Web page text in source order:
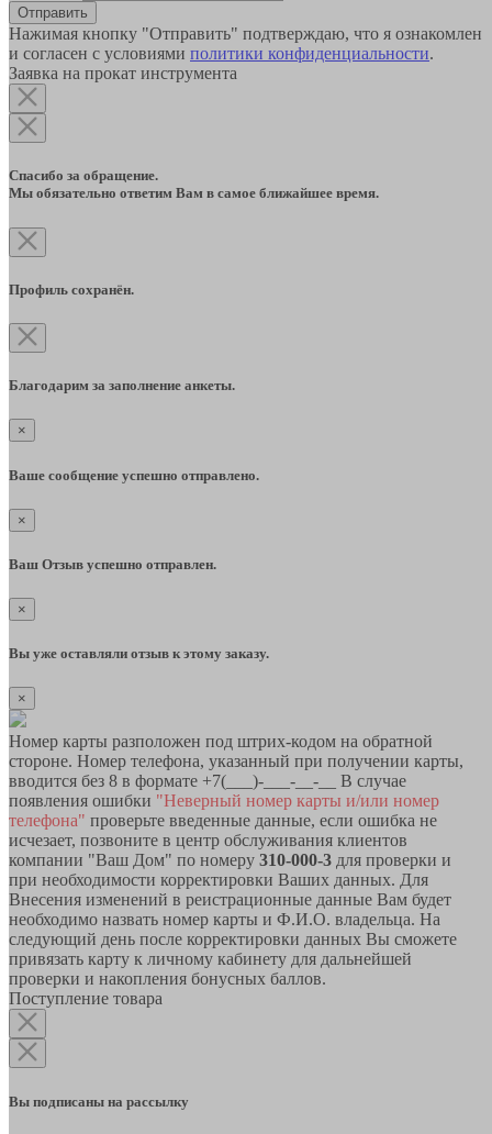
Отправить
Нажимая кнопку "Отправить" подтверждаю, что я ознакомлен
и согласен с условиями политики конфиденциальности.
Заявка на прокат инструмента
Спасибо за обращение.
Мы обязательно ответим Вам в самое ближайшее время.
Профиль сохранён.
Благодарим за заполнение анкеты.
×
Ваше сообщение успешно отправлено.
×
Ваш Отзыв успешно отправлен.
×
Вы уже оставляли отзыв к этому заказу.
×
Номер карты разположен под штрих-кодом на обратной
стороне. Номер телефона, указанный при получении карты,
вводится без 8 в формате +7(___)-___-__-__ В случае
появления ошибки "Неверный номер карты и/или номер
телефона" проверьте введенные данные, если ошибка не
исчезает, позвоните в центр обслуживания клиентов
компании "Ваш Дом" по номеру 310-000-3 для проверки и
при необходимости корректировки Ваших данных. Для
Внесения изменений в реистрационные данные Вам будет
необходимо назвать номер карты и Ф.И.О. владельца. На
следующий день после корректировки данных Вы сможете
привязать карту к личному кабинету для дальнейшей
проверки и накопления бонусных баллов.
Поступление товара
Вы подписаны на рассылку